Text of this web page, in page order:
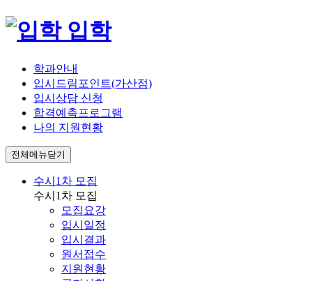
입학
학과안내
입시드림포인트(가산점)
입시상담 신청
합격예측프로그램
나의 지원현황
전체메뉴닫기
수시1차 모집
수시1차 모집
모집요강
입시일정
입시결과
원서접수
지원현황